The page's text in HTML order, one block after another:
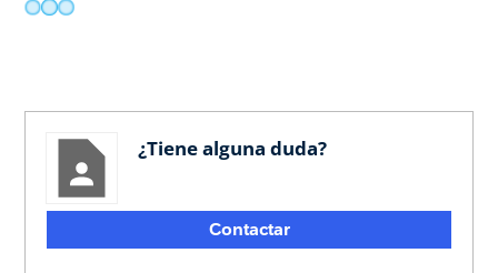
¿Tiene alguna duda?
Contactar